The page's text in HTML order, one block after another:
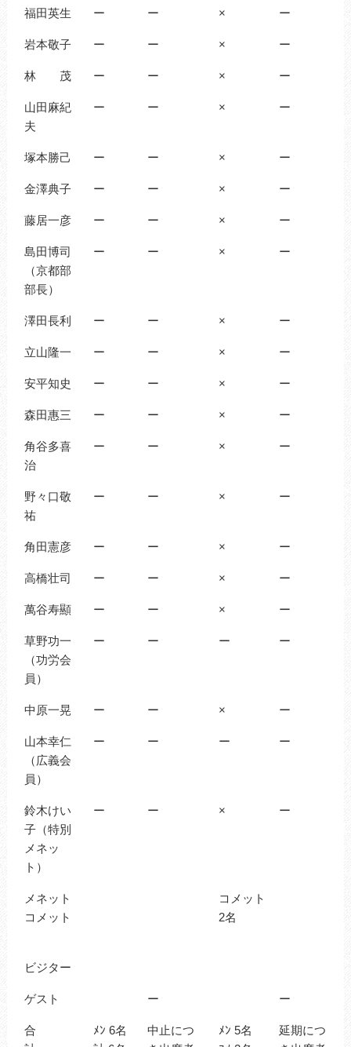
福田英生 ー ー × ー
岩本敬子 ー ー × ー
林 茂 ー ー × ー
山田麻紀
夫
ー ー × ー
塚本勝己 ー ー × ー
金澤典子 ー ー × ー
藤居一彦 ー ー × ー
島田博司
（京都部
部長）
ー ー × ー
澤田長利 ー ー × ー
立山隆一 ー ー × ー
安平知史 ー ー × ー
森田惠三 ー ー × ー
角谷多喜
治
ー ー × ー
野々口敬
祐
ー ー × ー
角田憲彦 ー ー × ー
高橋壮司 ー ー × ー
萬谷寿顯 ー ー × ー
草野功一
（功労会
員）
ー ー ー ー
中原一晃 ー ー × ー
山本幸仁
（広義会
員）
ー ー ー ー
鈴木けい
子（特別
メネッ
ト）
ー ー × ー
メネット
コメット
コメット
2名
ビジター
ゲスト ー ー
合
ﾒﾝ 6名
中止につ
ﾒﾝ 5名
延期につ